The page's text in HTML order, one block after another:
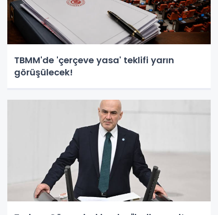
TBMM'de 'çerçeve yasa' teklifi yarın
görüşülecek!